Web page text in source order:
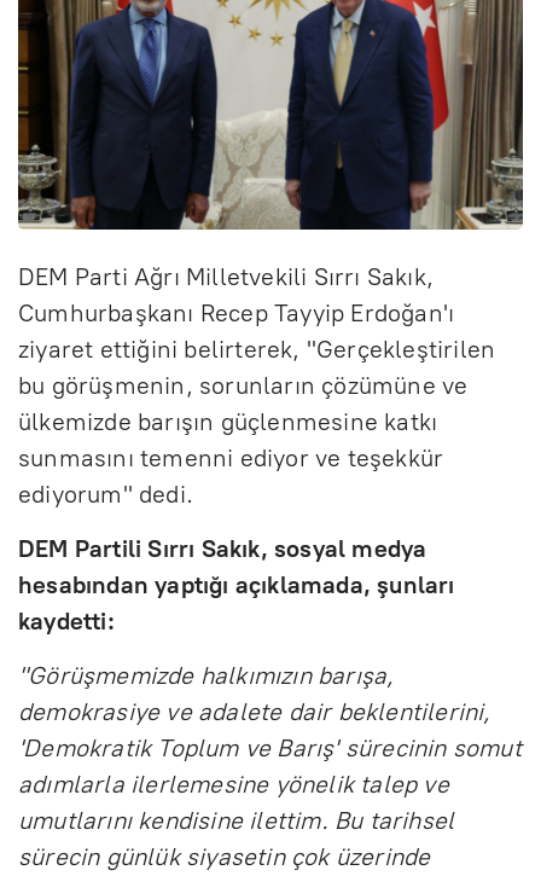
DEM Parti Ağrı Milletvekili Sırrı Sakık,
Cumhurbaşkanı Recep Tayyip Erdoğan'ı
ziyaret ettiğini belirterek, "Gerçekleştirilen
bu görüşmenin, sorunların çözümüne ve
ülkemizde barışın güçlenmesine katkı
sunmasını temenni ediyor ve teşekkür
ediyorum" dedi.
DEM Partili Sırrı Sakık, sosyal medya
hesabından yaptığı açıklamada, şunları
kaydetti:
"Görüşmemizde halkımızın barışa,
demokrasiye ve adalete dair beklentilerini,
'Demokratik Toplum ve Barış' sürecinin somut
adımlarla ilerlemesine yönelik talep ve
umutlarını kendisine ilettim. Bu tarihsel
sürecin günlük siyasetin çok üzerinde